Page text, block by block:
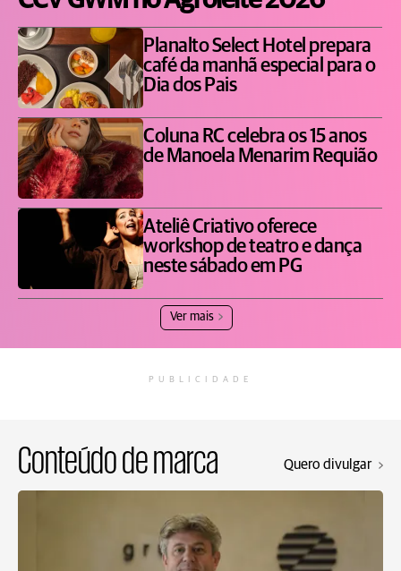
Planalto Select Hotel prepara
café da manhã especial para o
Dia dos Pais
Coluna RC celebra os 15 anos
de Manoela Menarim Requião
Ateliê Criativo oferece
workshop de teatro e dança
neste sábado em PG
Ver mais
PUBLICIDADE
Conteúdo de marca Quero divulgar